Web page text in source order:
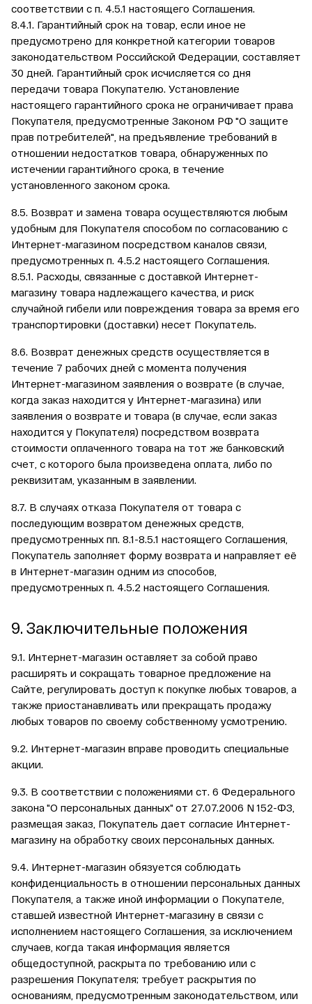
соответствии с п. 4.5.1 настоящего Соглашения.
8.4.1. Гарантийный срок на товар, если иное не
предусмотрено для конкретной категории товаров
законодательством Российской Федерации, составляет
30 дней. Гарантийный срок исчисляется со дня
передачи товара Покупателю. Установление
настоящего гарантийного срока не ограничивает права
Покупателя, предусмотренные Законом РФ "О защите
прав потребителей", на предъявление требований в
отношении недостатков товара, обнаруженных по
истечении гарантийного срока, в течение
установленного законом срока.
8.5. Возврат и замена товара осуществляются любым
удобным для Покупателя способом по согласованию с
Интернет-магазином посредством каналов связи,
предусмотренных п. 4.5.2 настоящего Соглашения.
8.5.1. Расходы, связанные с доставкой Интернет-
магазину товара надлежащего качества, и риск
случайной гибели или повреждения товара за время его
транспортировки (доставки) несет Покупатель.
8.6. Возврат денежных средств осуществляется в
течение 7 рабочих дней с момента получения
Интернет-магазином заявления о возврате (в случае,
когда заказ находится у Интернет-магазина) или
заявления о возврате и товара (в случае, если заказ
находится у Покупателя) посредством возврата
стоимости оплаченного товара на тот же банковский
счет, с которого была произведена оплата, либо по
реквизитам, указанным в заявлении.
8.7. В случаях отказа Покупателя от товара с
последующим возвратом денежных средств,
предусмотренных пп. 8.1-8.5.1 настоящего Соглашения,
Покупатель заполняет форму возврата и направляет её
в Интернет-магазин одним из способов,
предусмотренных п. 4.5.2 настоящего Соглашения.
9. Заключительные положения
9.1. Интернет-магазин оставляет за собой право
расширять и сокращать товарное предложение на
Сайте, регулировать доступ к покупке любых товаров, а
также приостанавливать или прекращать продажу
любых товаров по своему собственному усмотрению.
9.2. Интернет-магазин вправе проводить специальные
акции.
9.3. В соответствии с положениями ст. 6 Федерального
закона "О персональных данных" от 27.07.2006 N 152-ФЗ,
размещая заказ, Покупатель дает согласие Интернет-
магазину на обработку своих персональных данных.
9.4. Интернет-магазин обязуется соблюдать
конфиденциальность в отношении персональных данных
Покупателя, а также иной информации о Покупателе,
ставшей известной Интернет-магазину в связи с
исполнением настоящего Соглашения, за исключением
случаев, когда такая информация является
общедоступной, раскрыта по требованию или с
разрешения Покупателя; требует раскрытия по
основаниям, предусмотренным законодательством, или